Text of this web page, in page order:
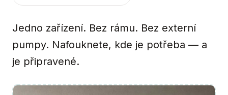
Jedno zařízení. Bez rámu. Bez externí
pumpy. Nafouknete, kde je potřeba — a
je připravené.